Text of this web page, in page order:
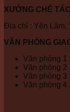
XƯỚNG CHẾ
Địa chỉ : Yên Lâm,
VĂN PHÒNG
Văn phòng
Văn phòng 2
Văn phòng 3
Văn phòng 4